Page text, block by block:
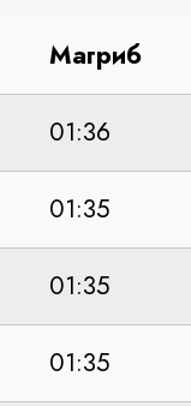
Магриб
01:36
01:35
01:35
01:35